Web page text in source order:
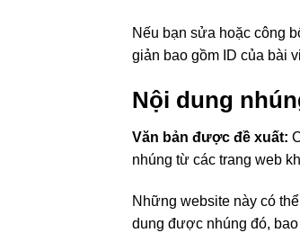
Nếu bạn sửa hoặc công
giản bao gồm ID của bài
Nội dung
Văn bản được đề xuất:
nhúng từ các trang web
Những website này có
dung được nhúng đó,